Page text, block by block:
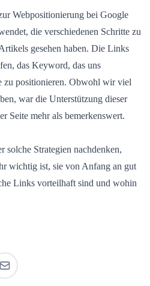
Webpositionierung bei Google
die verschiedenen Schritte zu
gesehen haben. Die Links
das Keyword, das uns
zu positionieren. Obwohl wir viel
war die Unterstützung dieser
Seite mehr als bemerkenswert.
solche Strategien nachdenken,
wichtig ist, sie von Anfang an gut
Links vorteilhaft sind und wohin